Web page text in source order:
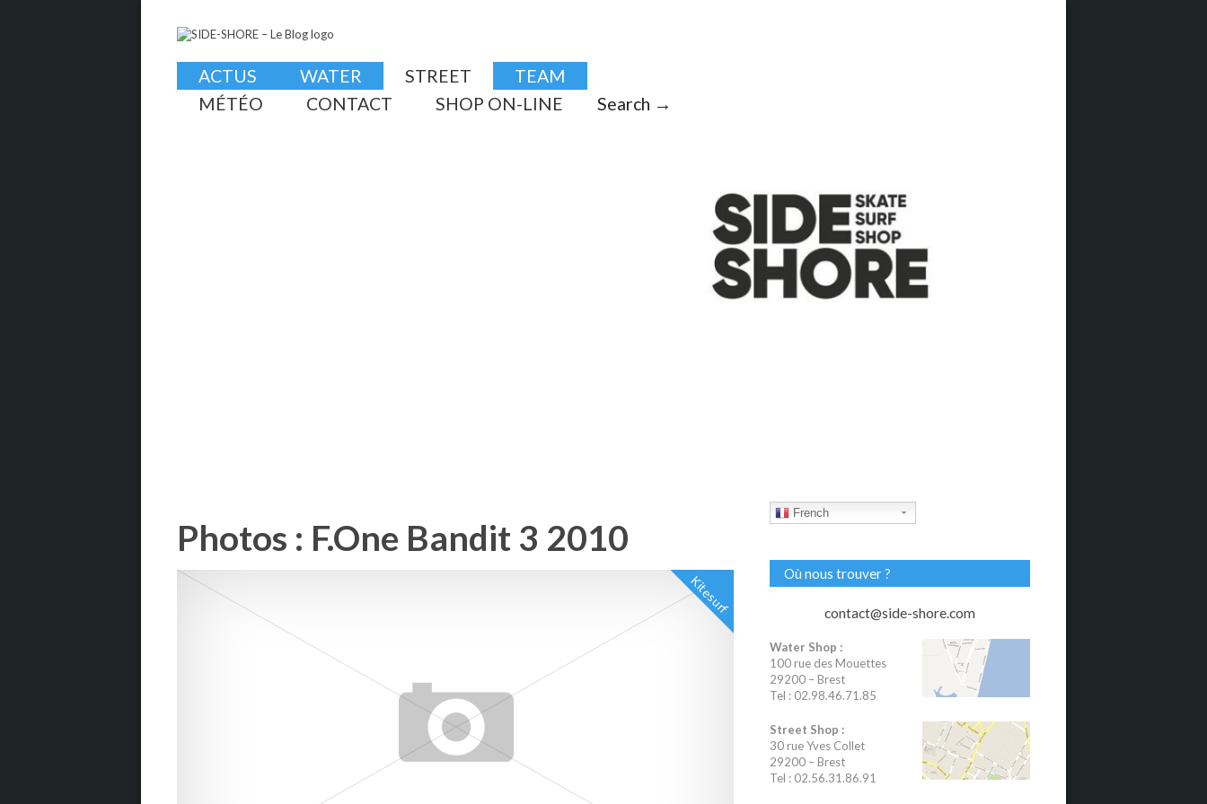
ACTUS WATER STREET
TEAM
MÉTÉO
CONTACT SHOP ON-LINE Search →
Photos : F.One Bandit 3 2010
Kitesurf
French
Où nous trouver ?
contact@side-shore.com
Water Shop :
100 rue des Mouettes
29200 – Brest
Tel : 02.98.46.71.85
Street Shop :
30 rue Yves Collet
29200 – Brest
Tel : 02.56.31.86.91